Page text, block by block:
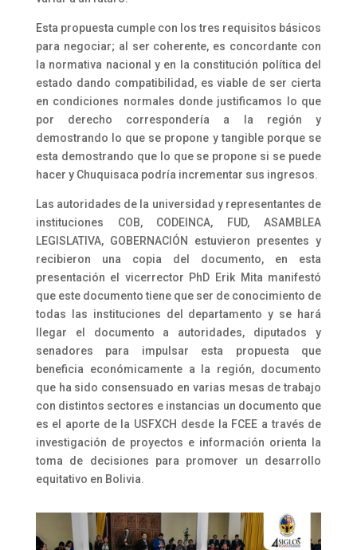
Esta propuesta cumple con los tres requisitos básicos
para negociar; al ser coherente, es concordante con
la normativa nacional y en la constitución política del
estado dando compatibilidad, es viable de ser cierta
en condiciones normales donde justificamos lo que
por derecho correspondería a la región y
demostrando lo que se propone y tangible porque se
esta demostrando que lo que se propone si se puede
hacer y Chuquisaca podría incrementar sus ingresos.
Las autoridades de la universidad y representantes de
instituciones COB, CODEINCA, FUD, ASAMBLEA
LEGISLATIVA, GOBERNACIÓN estuvieron presentes y
recibieron una copia del documento, en esta
presentación el vicerrector PhD Erik Mita manifestó
que este documento tiene que ser de conocimiento de
todas las instituciones del departamento y se hará
llegar el documento a autoridades, diputados y
senadores para impulsar esta propuesta que
beneficia económicamente a la región, documento
que ha sido consensuado en varias mesas de trabajo
con distintos sectores e instancias un documento que
es el aporte de la USFXCH desde la FCEE a través de
investigación de proyectos e información orienta la
toma de decisiones para promover un desarrollo
equitativo en Bolivia.